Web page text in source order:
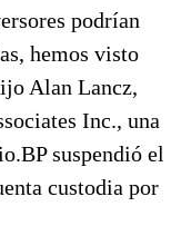
podrían
hemos visto
Alan Lancz,
Inc., una
suspendió el
custodia por